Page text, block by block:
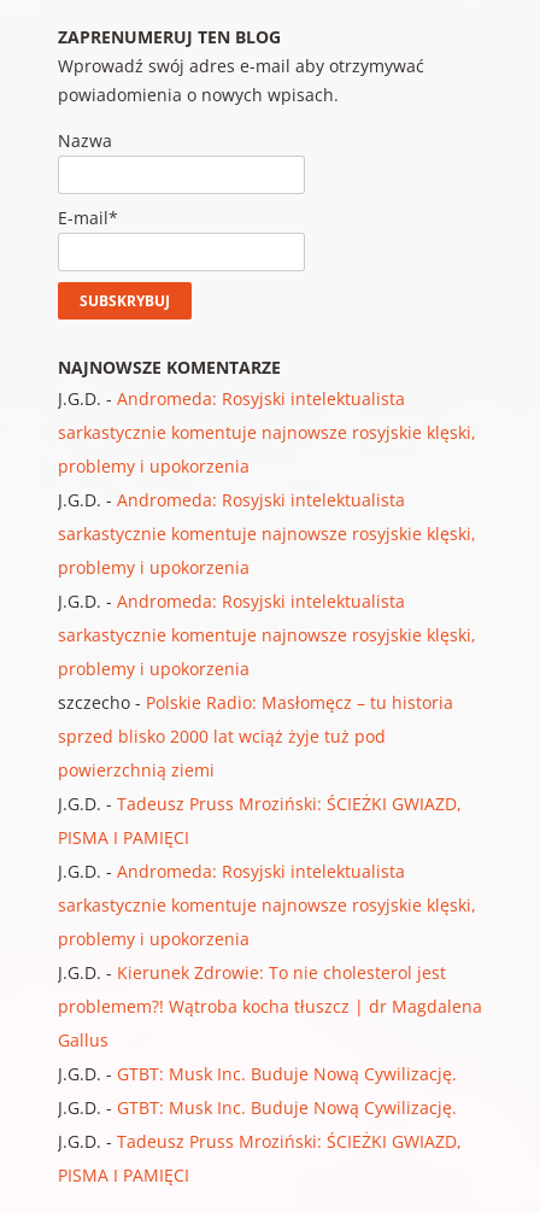
ZAPRENUMERUJ TEN BLOG
Wprowadź swój adres e-mail aby otrzymywać
powiadomienia o nowych wpisach.
Nazwa
E-mail*
NAJNOWSZE KOMENTARZE
J.G.D. - Andromeda: Rosyjski intelektualista
sarkastycznie komentuje najnowsze rosyjskie klęski,
problemy i upokorzenia
J.G.D. - Andromeda: Rosyjski intelektualista
sarkastycznie komentuje najnowsze rosyjskie klęski,
problemy i upokorzenia
J.G.D. - Andromeda: Rosyjski intelektualista
sarkastycznie komentuje najnowsze rosyjskie klęski,
problemy i upokorzenia
szczecho- Polskie Radio: Masłomęcz – tu historia
sprzed blisko 2000 lat wciąż żyje tuż pod
powierzchnią ziemi
J.G.D. - Tadeusz Pruss Mroziński: ŚCIEŻKI GWIAZD,
PISMA I PAMIĘCI
J.G.D. - Andromeda: Rosyjski intelektualista
sarkastycznie komentuje najnowsze rosyjskie klęski,
problemy i upokorzenia
J.G.D. - Kierunek Zdrowie: To nie cholesterol jest
problemem?! Wątroba kocha tłuszcz | dr Magdalena
Gallus
J.G.D. - GTBT: Musk Inc. Buduje Nową Cywilizację.
J.G.D. - GTBT: Musk Inc. Buduje Nową Cywilizację.
J.G.D. - Tadeusz Pruss Mroziński: ŚCIEŻKI GWIAZD,
PISMA I PAMIĘCI